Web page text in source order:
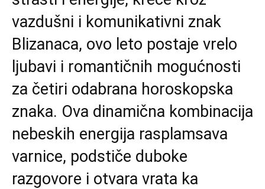
vazdušni i komunikativni znak
Blizanaca, ovo leto postaje vrelo
ljubavi i romantičnih mogućnosti
za četiri odabrana horoskopska
znaka. Ova dinamična kombinacija
nebeskih energija rasplamsava
varnice, podstiče duboke
razgovore i otvara vrata ka